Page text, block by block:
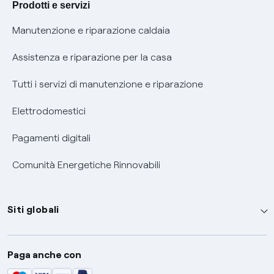
Informativa RAEE
Prodotti e servizi
Manutenzione e riparazione caldaia
Assistenza e riparazione per la casa
Tutti i servizi di manutenzione e riparazione
Elettrodomestici
Pagamenti digitali
Comunità Energetiche Rinnovabili
Siti globali
Enel Group
Enel Green Power
Paga anche con